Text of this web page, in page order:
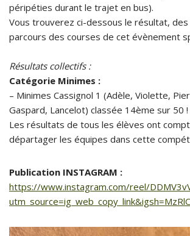
péripéties durant le trajet en bus).
Vous trouverez ci-dessous le résultat,
parcours des courses de cet évènement
Résultats collectifs :
Catégorie Minimes :
– Minimes Cassignol 1 (Adèle, Violette,
Gaspard, Lancelot) classée 14ème sur 50 !
Les résultats de tous les élèves ont
départager les équipes dans cette
Publication INSTAGRAM :
https://www.instagram.com/reel/